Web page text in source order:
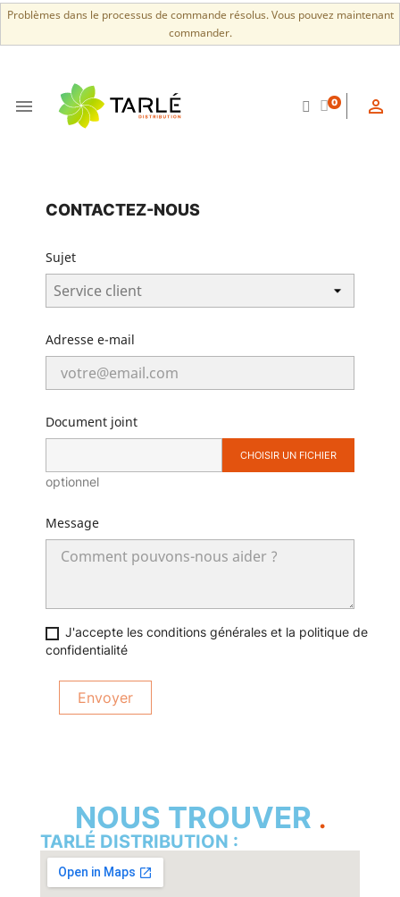
Problèmes dans le processus de commande résolus. Vous pouvez maintenant
commander.
 0 
CONTACTEZ-NOUS
Sujet
Adresse e-mail
Document joint
CHOISIR UN FICHIER
optionnel
Message
J'accepte les conditions générales et la politique de
confidentialité
NOUS TROUVER
TARLÉ DISTRIBUTION :